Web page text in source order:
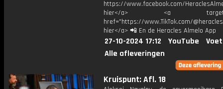
https://www.facebook.com/
hier</a> <a
href="https://www.TikTok.com/
hier</a> 📲 En de Heracles Almelo App
27-10-2024 17:12 YouTube
Alle afleveringen
Kruispunt: Afl. 18